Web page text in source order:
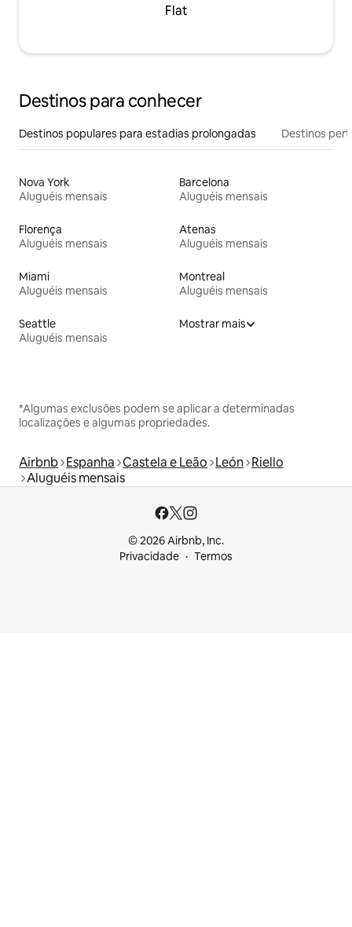
Flat
Destinos para conhecer
Destinos populares para estadias prolongadas Destinos
Nova York
Aluguéis mensais
Barcelona
Aluguéis mensais
Florença
Aluguéis mensais
Atenas
Aluguéis mensais
Miami
Aluguéis mensais
Montreal
Aluguéis mensais
Seattle
Aluguéis mensais
Mostrar mais
*Algumas exclusões podem se aplicar a determinadas
localizações e algumas propriedades.
Airbnb Espanha Castela e Leão León Riello
Aluguéis mensais
© 2026 Airbnb, Inc.
Privacidade
Termos